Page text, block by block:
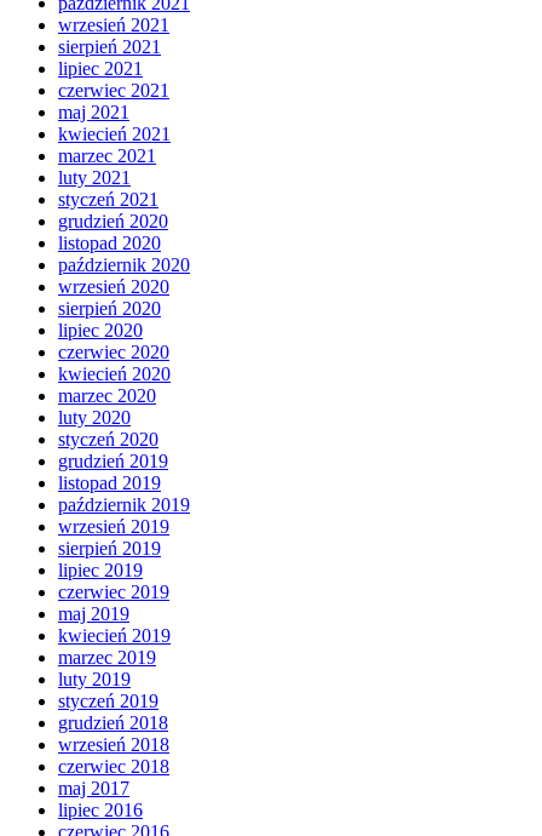
wrzesień 2021
sierpień 2021
lipiec 2021
czerwiec 2021
maj 2021
kwiecień 2021
marzec 2021
luty 2021
styczeń 2021
grudzień 2020
listopad 2020
październik 2020
wrzesień 2020
sierpień 2020
lipiec 2020
czerwiec 2020
kwiecień 2020
marzec 2020
luty 2020
styczeń 2020
grudzień 2019
listopad 2019
październik 2019
wrzesień 2019
sierpień 2019
lipiec 2019
czerwiec 2019
maj 2019
kwiecień 2019
marzec 2019
luty 2019
styczeń 2019
grudzień 2018
wrzesień 2018
czerwiec 2018
maj 2017
lipiec 2016
czerwiec 2016